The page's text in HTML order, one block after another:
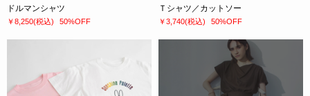
ドルマンシャツ
￥8,250(税込) 50%OFF
Ｔシャツ／カットソー
￥3,740(税込) 50%OFF